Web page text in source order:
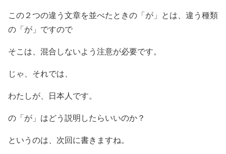
この２つの違う文章を並べたときの「が」とは、違う種類
の「が」ですので
そこは、混合しないよう注意が必要です。
じゃ、それでは、
わたしが、日本人です。
の「が」はどう説明したらいいのか？
というのは、次回に書きますね。